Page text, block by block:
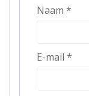
Naam *
E-mail *